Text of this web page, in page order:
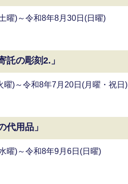
曜)～令和8年8月30日(日曜)
託の彫刻2.」
曜)～令和8年7月20日(月曜・祝日)
代用品」
曜)～令和8年9月6日(日曜)